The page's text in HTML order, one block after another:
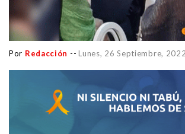
Por Redacción -- Lunes, 26 Septiembre, 2022